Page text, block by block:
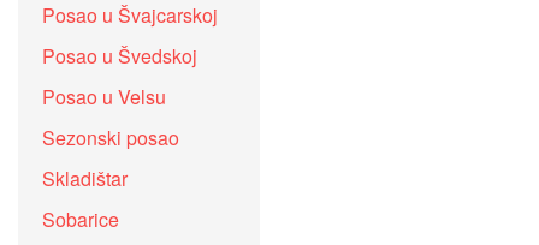
Posao u Švajcarskoj
Posao u Švedskoj
Posao u Velsu
Sezonski posao
Skladištar
Sobarice